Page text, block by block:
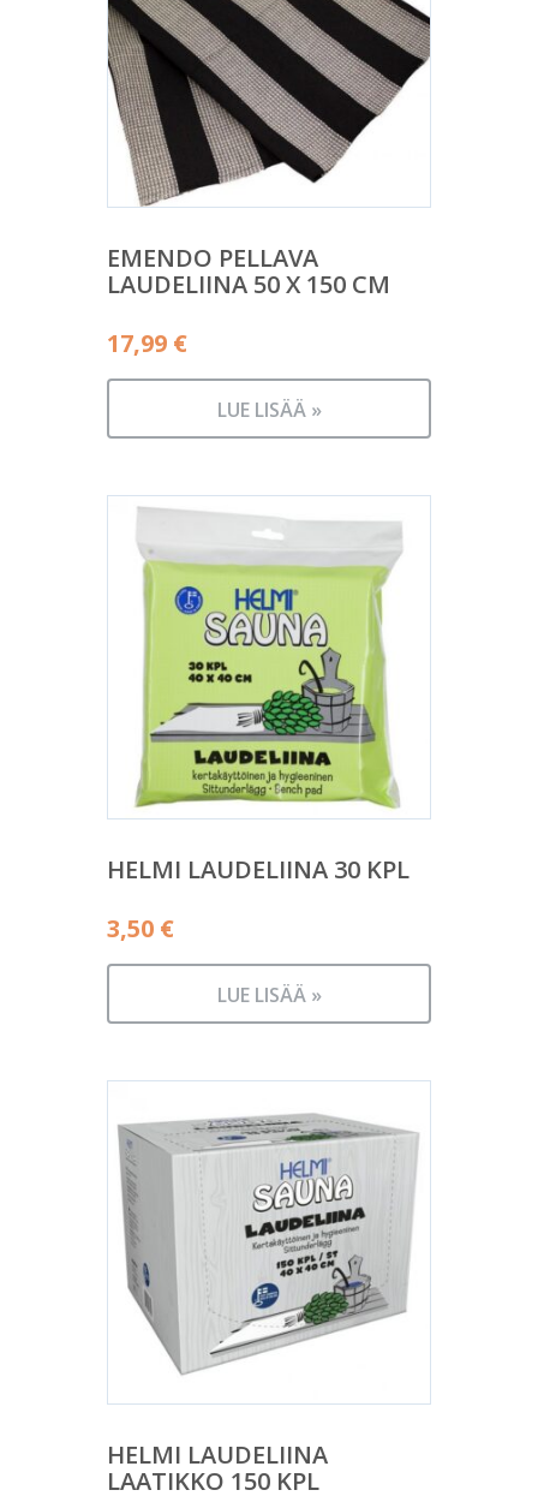
EMENDO PELLAVA
LAUDELIINA 50 X 150 CM
17,99 €
LUE LISÄÄ »
HELMI LAUDELIINA 30 KPL
3,50 €
LUE LISÄÄ »
HELMI LAUDELIINA
LAATIKKO 150 KPL